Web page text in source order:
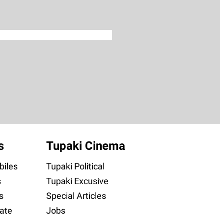
Tupaki Cinema
Tupaki Political
Tupaki Excusive
Special Articles
Jobs